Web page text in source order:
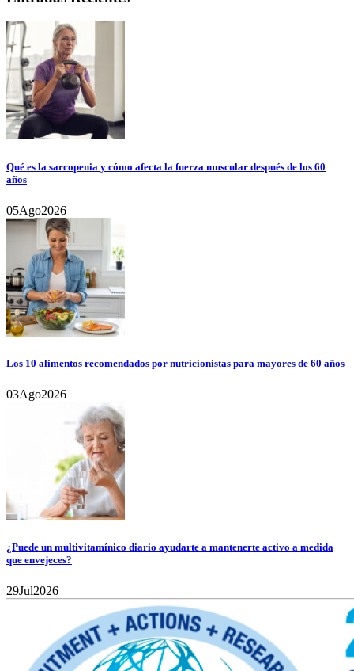
Qué es la sarcopenia y cómo afecta la fuerza muscular después de los 60
años
05Ago2026
Los 10 alimentos recomendados por nutricionistas para mayores de 60 años
03Ago2026
¿Puede un multivitamínico diario ayudarte a mantenerte activo a medida
que envejeces?
29Jul2026